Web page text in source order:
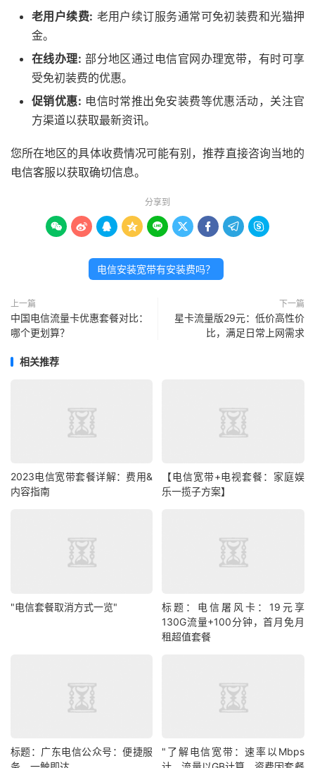
老用户续费: 老用户续订服务通常可免初装费和光猫押
金。
在线办理: 部分地区通过电信官网办理宽带，有时可享
受免初装费的优惠。
促销优惠: 电信时常推出免安装费等优惠活动，关注官
方渠道以获取最新资讯。
您所在地区的具体收费情况可能有别，推荐直接咨询当地的
电信客服以获取确切信息。
分享到
        
电信安装宽带有安装费吗？
上一篇
中国电信流量卡优惠套餐对比：
哪个更划算？
下一篇
星卡流量版29元：低价高性价
比，满足日常上网需求
相关推荐
2023电信宽带套餐详解：费用&
内容指南
【电信宽带+电视套餐：家庭娱
乐一揽子方案】
"电信套餐取消方式一览"
标题：电信屠风卡：19元享
130G流量+100分钟，首月免月
租超值套餐
标题：广东电信公众号：便捷服
"了解电信宽带：速率以Mbps